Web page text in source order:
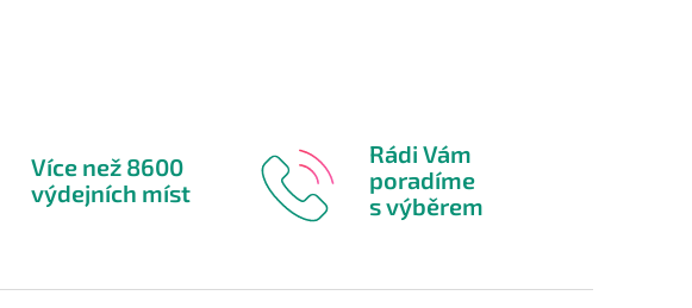
Více než 8600
výdejních míst
Rádi Vám
poradíme
s výběrem